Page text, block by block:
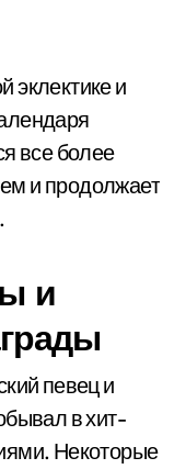
эклектике и
все более
и продолжает
и
певец и
в хит-
Некоторые